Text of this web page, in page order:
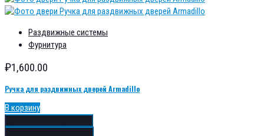
Раздвижные системы
Фурнитура
₽1,600.00
Ручка для раздвижных дверей Armadillo
В корзину